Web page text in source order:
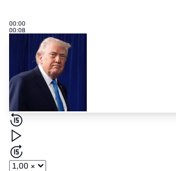
00:00
00:08